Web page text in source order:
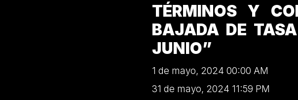
TÉRMINOS Y
BAJADA DE
JUNIO”
1 de mayo, 2024 00:00 AM
31 de mayo, 2024 11:59 PM